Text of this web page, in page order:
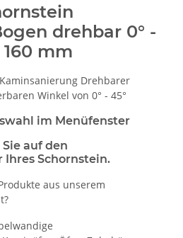
drehbar 0° -
160 mm
Drehbarer
Winkel von 0° - 45°
im Menüfenster
auf den
Ihres Schornstein.
aus unserem